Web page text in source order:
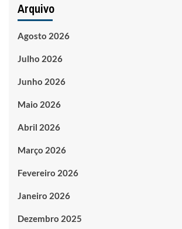
Arquivo
Agosto 2026
Julho 2026
Junho 2026
Maio 2026
Abril 2026
Março 2026
Fevereiro 2026
Janeiro 2026
Dezembro 2025